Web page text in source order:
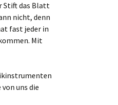
Stift das Blatt
nicht, denn
fast jeder in
Mit
uns die